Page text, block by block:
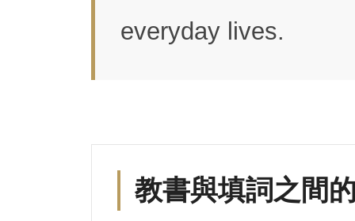
everyday lives.
教書與填詞之間